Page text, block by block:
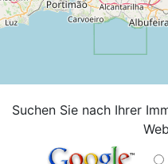
Suchen Sie nach Ihrer